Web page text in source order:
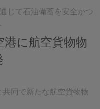
じて石油備蓄を安全かつ
港に航空貨物物
同で新たな航空貨物物